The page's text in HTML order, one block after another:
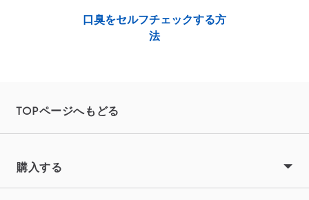
口臭をセルフチェックする方
法
TOPページへもどる
購入する